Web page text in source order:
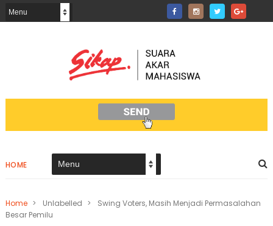
HOME
Home > Unlabelled >
Swing Voters, Masih Menjadi Permasalahan
Besar Pemilu